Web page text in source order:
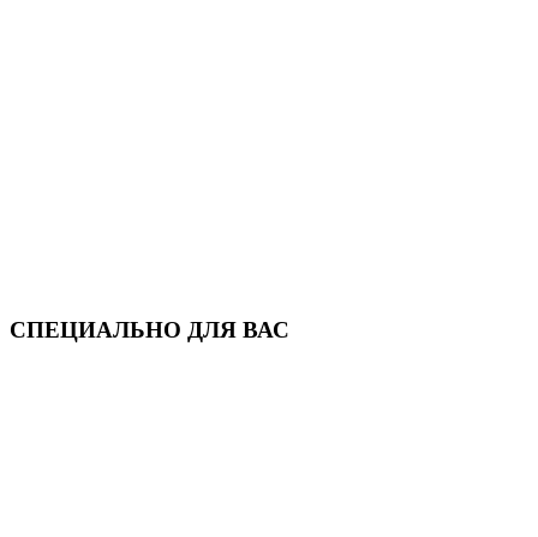
СПЕЦИАЛЬНО ДЛЯ ВАС